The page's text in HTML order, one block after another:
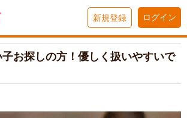
新規登録 ログイン
お探しの方！優しく扱いやすいで